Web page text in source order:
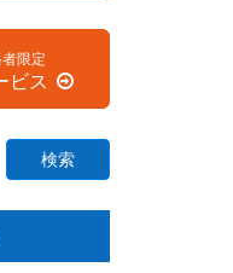
限定
ビス